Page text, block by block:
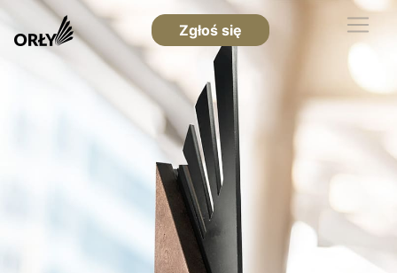
Zgłoś się